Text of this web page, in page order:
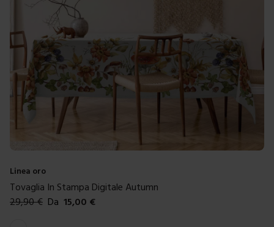
Linea oro
Tovaglia In Stampa Digitale Autumn
29,90€ Da 15,00 €